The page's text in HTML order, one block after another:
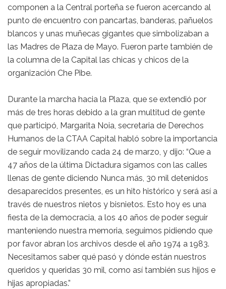
componen a la Central porteña se fueron acercando al
punto de encuentro con pancartas, banderas, pañuelos
blancos y unas muñecas gigantes que simbolizaban a
las Madres de Plaza de Mayo. Fueron parte también de
la columna de la Capital las chicas y chicos de la
organización Che Pibe.
Durante la marcha hacia la Plaza, que se extendió por
más de tres horas debido a la gran multitud de gente
que participó, Margarita Noia, secretaria de Derechos
Humanos de la CTAA Capital habló sobre la importancia
de seguir movilizando cada 24 de marzo, y dijo: “Que a
47 años de la última Dictadura sigamos con las calles
llenas de gente diciendo Nunca más, 30 mil detenidos
desaparecidos presentes, es un hito histórico y será así a
través de nuestros nietos y bisnietos. Esto hoy es una
fiesta de la democracia, a los 40 años de poder seguir
manteniendo nuestra memoria, seguimos pidiendo que
por favor abran los archivos desde el año 1974 a 1983.
Necesitamos saber qué pasó y dónde están nuestros
queridos y queridas 30 mil, como así también sus hijos e
hijas apropiadas.”